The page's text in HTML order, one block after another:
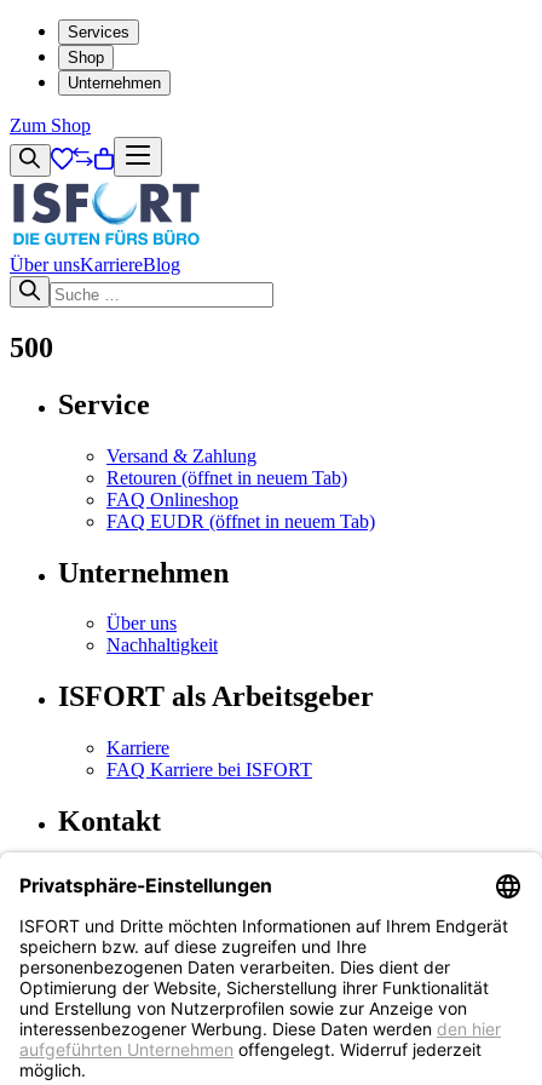
Services
Shop
Unternehmen
Zum Shop
Über unsKarriereBlog
500
Service
Versand & Zahlung
Retouren (öffnet in neuem Tab)
FAQ Onlineshop
FAQ EUDR (öffnet in neuem Tab)
Unternehmen
Über uns
Nachhaltigkeit
ISFORT als Arbeitsgeber
Karriere
FAQ Karriere bei ISFORT
Kontakt
Technischer Kundendienst
Newsletteranmeldung
(öffnet in neuem Tab)
Newsletterabmeldung(öffnet in neuem Tab)
Social Media
Instagram (öffnet in neuem Tab)
Facebook